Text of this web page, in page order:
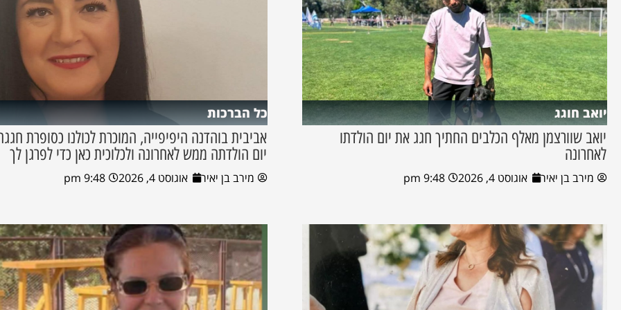
יואב חוגג
יואב שוורצמן מאלף הכלבים החתיך חגג את יום הולדתו
לאחרונה
מירב בן יאיר אוגוסט 4, 2026 9:48 pm
כל הברכות
אביבית בוהדנה היפיפייה, המוכרת לכולנו כסופרת
יום הולדתה ממש לאחרונה ולכלוכית כאן כדי לפרגן לך
מירב בן יאיר אוגוסט 4, 2026 9:48 pm